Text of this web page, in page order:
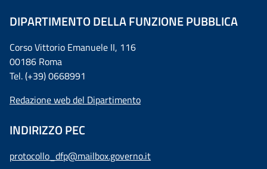
DIPARTIMENTO DELLA FUNZIONE PUBBLICA
Corso Vittorio Emanuele II, 116
00186 Roma
Tel. (+39) 0668991
Redazione web del Dipartimento
INDIRIZZO PEC
protocollo_dfp@mailbox.governo.it